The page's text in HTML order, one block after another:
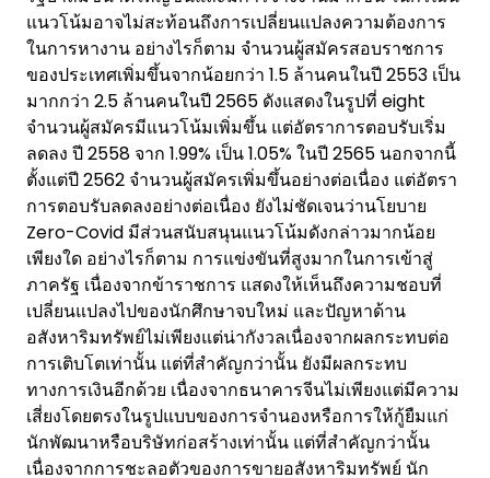
แนวโน้มอาจไม่สะท้อนถึงการเปลี่ยนแปลงความต้องการ
ในการหางาน อย่างไรก็ตาม จำนวนผู้สมัครสอบราชการ
ของประเทศเพิ่มขึ้นจากน้อยกว่า 1.5 ล้านคนในปี 2553 เป็น
มากกว่า 2.5 ล้านคนในปี 2565 ดังแสดงในรูปที่ eight
จำนวนผู้สมัครมีแนวโน้มเพิ่มขึ้น แต่อัตราการตอบรับเริ่ม
ลดลง ปี 2558 จาก 1.99% เป็น 1.05% ในปี 2565 นอกจากนี้
ตั้งแต่ปี 2562 จำนวนผู้สมัครเพิ่มขึ้นอย่างต่อเนื่อง แต่อัตรา
การตอบรับลดลงอย่างต่อเนื่อง ยังไม่ชัดเจนว่านโยบาย
Zero-Covid มีส่วนสนับสนุนแนวโน้มดังกล่าวมากน้อย
เพียงใด อย่างไรก็ตาม การแข่งขันที่สูงมากในการเข้าสู่
ภาครัฐ เนื่องจากข้าราชการ แสดงให้เห็นถึงความชอบที่
เปลี่ยนแปลงไปของนักศึกษาจบใหม่ และปัญหาด้าน
อสังหาริมทรัพย์ไม่เพียงแต่น่ากังวลเนื่องจากผลกระทบต่อ
การเติบโตเท่านั้น แต่ที่สำคัญกว่านั้น ยังมีผลกระทบ
ทางการเงินอีกด้วย เนื่องจากธนาคารจีนไม่เพียงแต่มีความ
เสี่ยงโดยตรงในรูปแบบของการจำนองหรือการให้กู้ยืมแก่
นักพัฒนาหรือบริษัทก่อสร้างเท่านั้น แต่ที่สำคัญกว่านั้น
เนื่องจากการชะลอตัวของการขายอสังหาริมทรัพย์ นัก